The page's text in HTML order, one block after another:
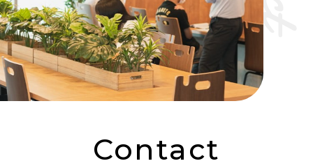
Contact